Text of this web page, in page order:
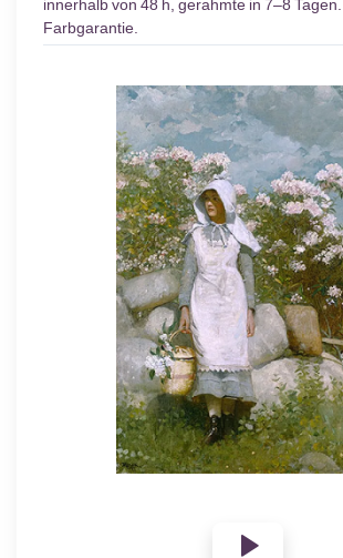
innerhalb von 48 h, gerahmte in 7–8
Farbgarantie.